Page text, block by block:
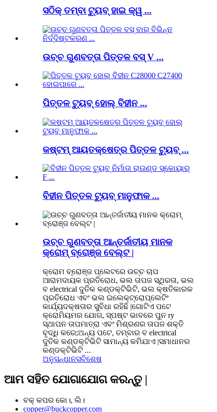
ସଠିକ୍ ତମ୍ବା ଟ୍ୟୁବ୍ ହାଇ କ୍ୱ ...
ଉଚ୍ଚ ଗୁଣବତ୍ତା ପିତ୍ତଳ ବସ୍ V ...
ପିତ୍ତଳ ଟ୍ୟୁବ୍ ହୋଲ୍ ବିହୀନ ...
କଷ୍ଟମ୍ ଆୟତକ୍ଷେତ୍ର ପିତ୍ତଳ ଟ୍ୟୁବ୍ ...
ବିହୀନ ପିତ୍ତଳ ଟ୍ୟୁବ୍ ମାନୁଫାକ ...
ଉଚ୍ଚ ଗୁଣବତ୍ତା ଆନ୍ତର୍ଜାତୀୟ ମାନକ
କ୍ରୋମ୍ ବ୍ରୋଞ୍ଜ ବେଲ୍ଟ |
କ୍ରୋମ ବ୍ରୋଞ୍ଜ ପ୍ଲେଟରେ ଉଚ୍ଚ ଚାପ
ଆରାମଦାୟକ ପ୍ରତିରୋଧ, ଭଲ ତାପଜ ସ୍ଥିରତା, ଭଲ
ବ electrical ଦୁତିକ କଣ୍ଡକ୍ଟିଭିଟି, ଭଲ କ୍ଷତିକାରକ
ପ୍ରତିରୋଧ ଏବଂ ଭଲ ଇଲେକ୍ଟ୍ରୋପ୍ଲେଟିଂ
କାର୍ଯ୍ୟଦକ୍ଷତାର ସୁବିଧା ରହିଛି |ଗୋଟିଏ ପଟେ
କ୍ରୋମିୟମର ଯୋଗ, ସ୍ପଷ୍ଟ ଭାବରେ ପୁନ ry
ସ୍ଥାପନ ତାପମାତ୍ରା ଏବଂ ମିଶ୍ରଣର ତାପଜ ଶକ୍ତି
ବୃଦ୍ଧି କରେ;ଅନ୍ୟ ପଟେ, ତମ୍ବାର ବ electrical
ଦୁତିକ କଣ୍ଡକ୍ଟିଭିଟି ସାମାନ୍ୟ କମିଯାଏ |ସମାଧାନର
କଣ୍ଡକ୍ଟିଭିଟି ...
ଅନୁସନ୍ଧାନସବିଶେଷ
ଆମ ସହିତ ଯୋଗାଯୋଗ କରନ୍ତୁ |
ବକ୍ କପର କୋ।, ଲି।
copper@buckcopper.com